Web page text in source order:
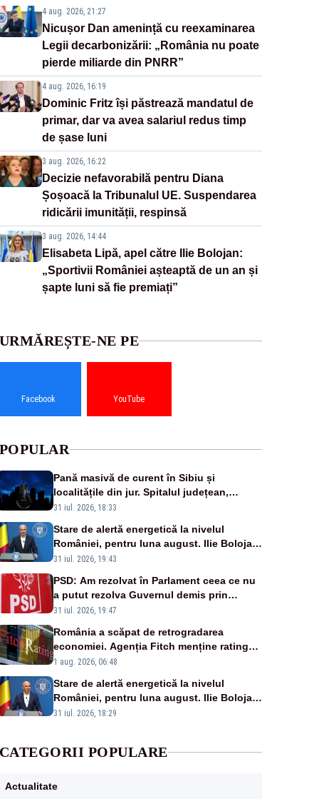
4 aug. 2026, 21:27
Nicușor Dan amenință cu reexaminarea
Legii decarbonizării: „România nu poate
pierde miliarde din PNRR”
4 aug. 2026, 16:19
Dominic Fritz își păstrează mandatul de
primar, dar va avea salariul redus timp
de șase luni
3 aug. 2026, 16:22
Decizie nefavorabilă pentru Diana
Șoșoacă la Tribunalul UE. Suspendarea
ridicării imunității, respinsă
3 aug. 2026, 14:44
Elisabeta Lipă, apel către Ilie Bolojan:
„Sportivii României așteaptă de un an și
șapte luni să fie premiați”
URMĂREȘTE-NE PE
Facebook YouTube
POPULAR
Pană masivă de curent în Sibiu și
localitățile din jur. Spitalul județean,
semafoarele, rețelele de telefonie, grav
31 iul. 2026, 18:33
Stare de alertă energetică la nivelul
României, pentru luna august. Ilie Bolojan
a anunțat importuri și posibile restricții –
31 iul. 2026, 19:43
PSD: Am rezolvat în Parlament ceea ce nu
a putut rezolva Guvernul demis prin
moțiune de cenzură
31 iul. 2026, 19:47
România a scăpat de retrogradarea
economiei. Agenția Fitch menține ratingul
„BBB-” cu perspectivă negativă
1 aug. 2026, 06:48
Stare de alertă energetică la nivelul
României, pentru luna august. Ilie Bolojan
a anunțat importuri și posibile restricții –
31 iul. 2026, 18:29
CATEGORII POPULARE
Actualitate